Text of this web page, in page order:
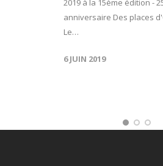
2019 à la 15ème édition -
anniversaire Des places
Le…
6 JUIN 2019